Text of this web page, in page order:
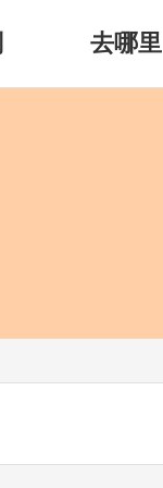
去哪里